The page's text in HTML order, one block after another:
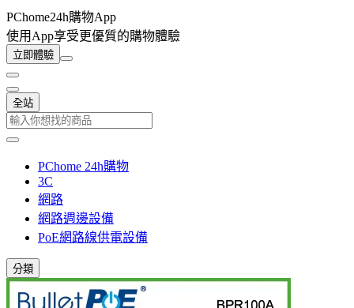
PChome24h購物App
使用App享受更優質的購物體驗
立即體驗
全站
PChome 24h購物
3C
網路
網路週邊設備
PoE網路線供電設備
分類